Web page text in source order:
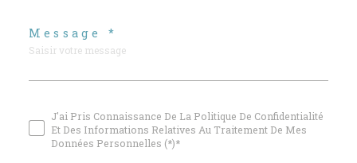
Message *
J'ai Pris Connaissance De La Politique De Confidentialité
Et Des Informations Relatives Au Traitement De Mes
Données Personnelles (*)*